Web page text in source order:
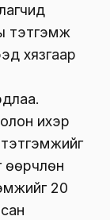
тэтгэмж
хязгаар
ихэр
тэтгэмжийг
өөрчлөн
20